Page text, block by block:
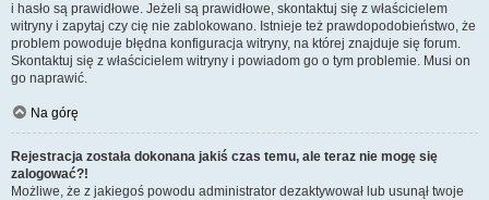
i hasło są prawidłowe. Jeżeli są prawidłowe, skontaktuj się z właścicielem
witryny i zapytaj czy cię nie zablokowano. Istnieje też prawdopodobieństwo, że
problem powoduje błędna konfiguracja witryny, na której znajduje się forum.
Skontaktuj się z właścicielem witryny i powiadom go o tym problemie. Musi on
go naprawić.
Na górę
Rejestracja została dokonana jakiś czas temu, ale teraz nie mogę się
zalogować?!
Możliwe, że z jakiegoś powodu administrator dezaktywował lub usunął twoje